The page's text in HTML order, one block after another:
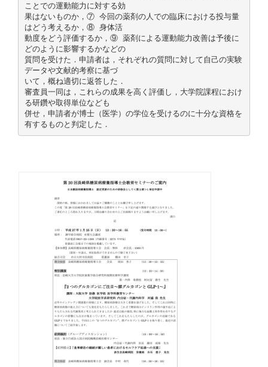
ことでの運動能力に対する効
果はないものか，⑦ 今回の薬剤の人での臨床における投与量
はどう考えるか，⑧ 身体活
動度をどう評価するか，⑨ 薬剤による運動能力改善は予後に
どのように影響するかなどの
質問を受けた．申請者は，それぞれの質問に対して自己の実験
データや文献的考察に基づ
いて，概ね適切に返答した．
審査員一同は，これらの成果を高く評価し，大学院課程におけ
る研鑽や取得単位なども
併せ，申請者が博士（医学）の学位を受けるのに十分な資格を